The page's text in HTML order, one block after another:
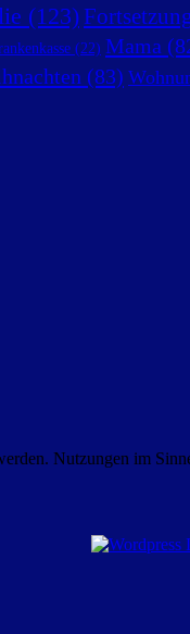
(123)
(22) Mama
(83)
Nutzungen im